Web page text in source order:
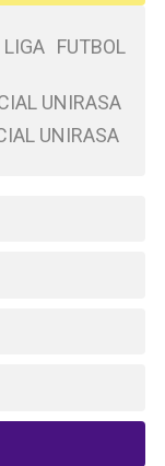
FUTBOL
UNIRASA
UNIRASA